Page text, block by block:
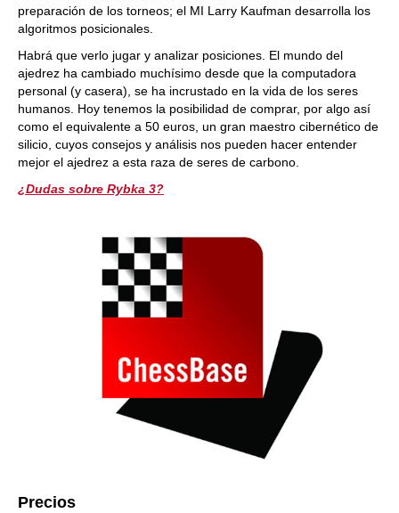
preparación de los torneos; el MI Larry Kaufman desarrolla los
algoritmos posicionales.
Habrá que verlo jugar y analizar posiciones. El mundo del
ajedrez ha cambiado muchísimo desde que la computadora
personal (y casera), se ha incrustado en la vida de los seres
humanos. Hoy tenemos la posibilidad de comprar, por algo así
como el equivalente a 50 euros, un gran maestro cibernético de
silicio, cuyos consejos y análisis nos pueden hacer entender
mejor el ajedrez a esta raza de seres de carbono.
¿Dudas sobre Rybka 3?
Precios